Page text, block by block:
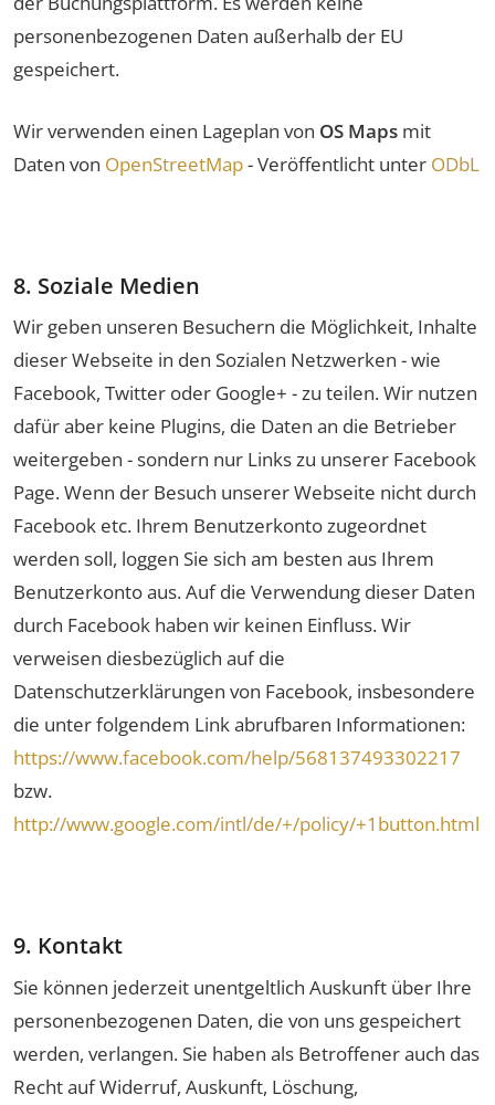
personenbezogenen Daten außerhalb der EU
gespeichert.
Wir verwenden einen Lageplan von OS Maps mit
Daten von OpenStreetMap- Veröffentlicht unter ODbL
8. Soziale Medien
Wir geben unseren Besuchern die Möglichkeit, Inhalte
dieser Webseite in den Sozialen Netzwerken - wie
Facebook, Twitter oder Google+ - zu teilen. Wir nutzen
dafür aber keine Plugins, die Daten an die Betrieber
weitergeben - sondern nur Links zu unserer Facebook
Page. Wenn der Besuch unserer Webseite nicht durch
Facebook etc. Ihrem Benutzerkonto zugeordnet
werden soll, loggen Sie sich am besten aus Ihrem
Benutzerkonto aus. Auf die Verwendung dieser Daten
durch Facebook haben wir keinen Einfluss. Wir
verweisen diesbezüglich auf die
Datenschutzerklärungen von Facebook, insbesondere
die unter folgendem Link abrufbaren Informationen:
https://www.facebook.com/help/568137493302217
bzw.
http://www.google.com/intl/de/+/policy/+1button.html
9. Kontakt
Sie können jederzeit unentgeltlich Auskunft über Ihre
personenbezogenen Daten, die von uns gespeichert
werden, verlangen. Sie haben als Betroffener auch das
Recht auf Widerruf, Auskunft, Löschung,